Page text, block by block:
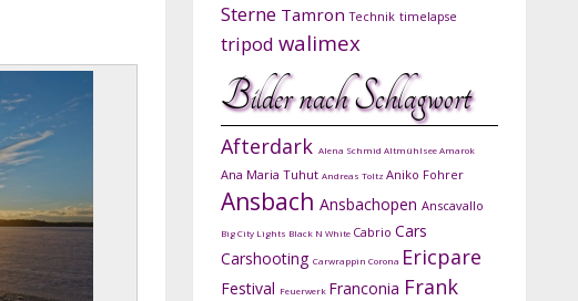
Sterne Tamron Technik timelapse
tripod walimex
Bilder nach Schlagwort
Afterdark Alena Schmid AltmühlseeAmarok
Ana Maria Tuhut Andreas Toltz Aniko Fohrer
Ansbach Ansbachopen Anscavallo
Big City Lights Black N White Cabrio Cars
Carshooting Carwrappin Corona Ericpare
Festival Feuerwerk Franconia Frank